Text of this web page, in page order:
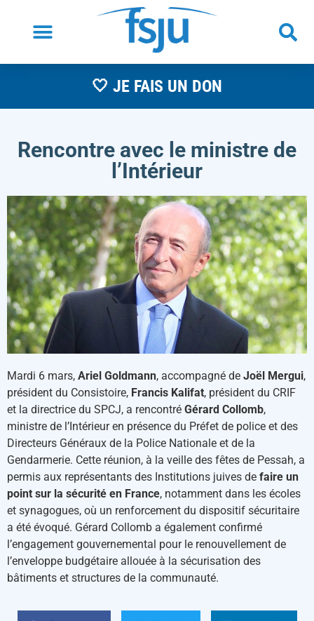
🤍 JE FAIS UN DON
Rencontre avec le ministre de
l’Intérieur
Mardi 6 mars, Ariel Goldmann, accompagné de Joël Mergui,
président du Consistoire, Francis Kalifat, président du CRIF
et la directrice du SPCJ, a rencontré Gérard Collomb,
ministre de l’Intérieur en présence du Préfet de police et des
Directeurs Généraux de la Police Nationale et de la
Gendarmerie. Cette réunion, à la veille des fêtes de Pessah, a
permis aux représentants des Institutions juives de faire un
point sur la sécurité en France, notamment dans les écoles
et synagogues, où un renforcement du dispositif sécuritaire
a été évoqué. Gérard Collomb a également confirmé
l’engagement gouvernemental pour le renouvellement de
l’enveloppe budgétaire allouée à la sécurisation des
bâtiments et structures de la communauté.